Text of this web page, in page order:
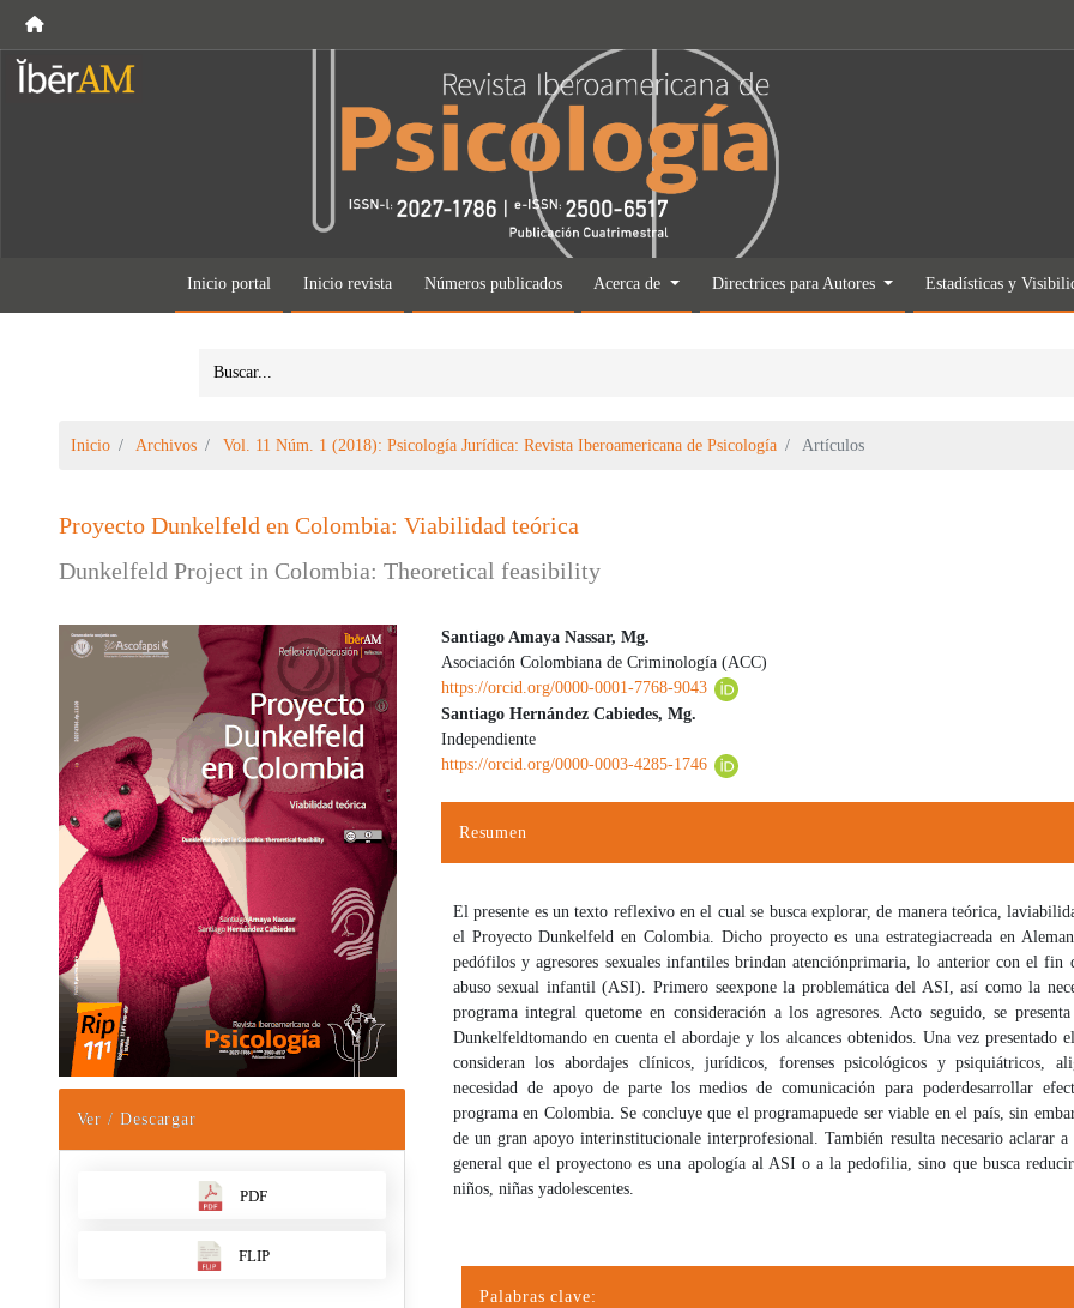
Inicio portal Inicio revista Números publicados Acerca de Directrices para Autores Estadísticas y
Inicio Archivos Vol. 11 Núm. 1 (2018): Psicología Jurídica: Revista Iberoamericana de Psicología Artículos
Proyecto Dunkelfeld en Colombia: Viabilidad teórica
Dunkelfeld Project in Colombia: Theoretical feasibility
Barra lateral del artículo
Ver / Descargar
PDF
FLIP
Contenido principal del artículo
Santiago Amaya Nassar, Mg.
Asociación Colombiana de Criminología (ACC)
https://orcid.org/0000-0001-7768-9043
Santiago Hernández Cabiedes, Mg.
Independiente
https://orcid.org/0000-0003-4285-1746
Resumen
El presente es un texto reflexivo en el cual se busca explorar, de manera teórica, la
el Proyecto Dunkelfeld en Colombia. Dicho proyecto es una estrategiacreada en
pedófilos y agresores sexuales infantiles brindan atenciónprimaria, lo anterior con el fin
abuso sexual infantil (ASI). Primero seexpone la problemática del ASI, así como la
programa integral quetome en consideración a los agresores. Acto seguido, se
Dunkelfeldtomando en cuenta el abordaje y los alcances obtenidos. Una vez presentado
consideran los abordajes clínicos, jurídicos, forenses psicológicos y psiquiátricos, al
necesidad de apoyo de parte los medios de comunicación para poderdesarrollar
programa en Colombia. Se concluye que el programapuede ser viable en el país, sin
de un gran apoyo interinstitucionale interprofesional. También resulta necesario aclarar
general que el proyectono es una apología al ASI o a la pedofilia, sino que busca
niños, niñas yadolescentes.
Palabras clave: